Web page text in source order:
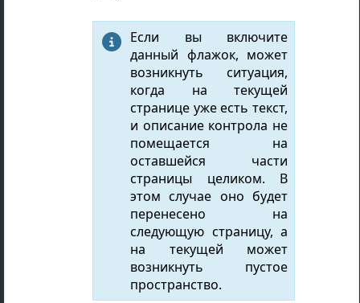
 Если вы включите
данный флажок, может
возникнуть ситуация,
когда на текущей
странице уже есть текст,
и описание контрола не
помещается на
оставшейся части
страницы целиком. В
этом случае оно будет
перенесено на
следующую страницу, а
на текущей может
возникнуть пустое
пространство.